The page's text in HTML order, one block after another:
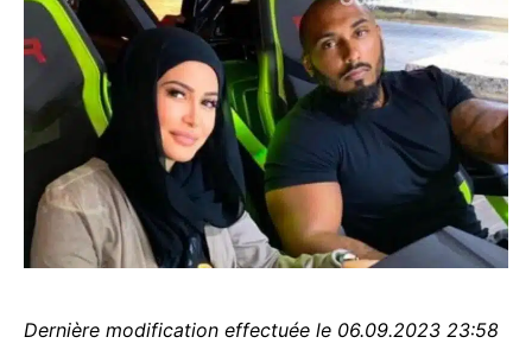
Dernière modification effectuée le 06.09.2023 23:58